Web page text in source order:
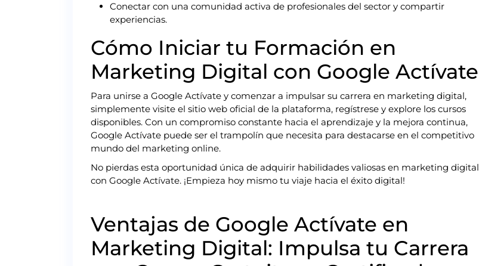
Conectar con una comunidad activa de profesionales del sector y compartir
experiencias.
Cómo Iniciar tu Formación en
Marketing Digital con Google Actívate
Para unirse a Google Actívate y comenzar a impulsar su carrera en marketing digital,
simplemente visite el sitio web oficial de la plataforma, regístrese y explore los cursos
disponibles. Con un compromiso constante hacia el aprendizaje y la mejora continua,
Google Actívate puede ser el trampolín que necesita para destacarse en el competitivo
mundo del marketing online.
No pierdas esta oportunidad única de adquirir habilidades valiosas en marketing digital
con Google Actívate. ¡Empieza hoy mismo tu viaje hacia el éxito digital!
Ventajas de Google Actívate en
Marketing Digital: Impulsa tu Carrera